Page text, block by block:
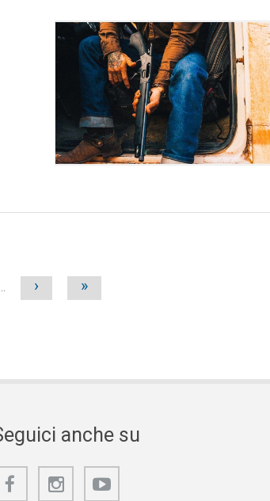
… › »
anche su